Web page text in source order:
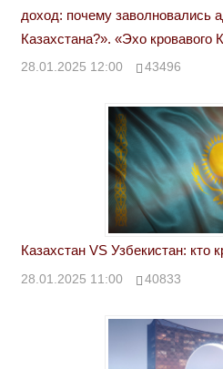
доход: почему заволновались
Казахстана?». «Эхо кровавого
28.01.2025 12:00 43496
Казахстан VS Узбекистан: кто
28.01.2025 11:00 40833